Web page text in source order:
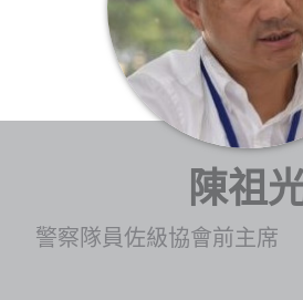
投票
陳祖
警察隊員佐級協會前主席